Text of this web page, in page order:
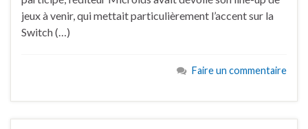
jeux à venir, qui mettait particulièrement l’accent sur la
Switch (…)
Faire un commentaire